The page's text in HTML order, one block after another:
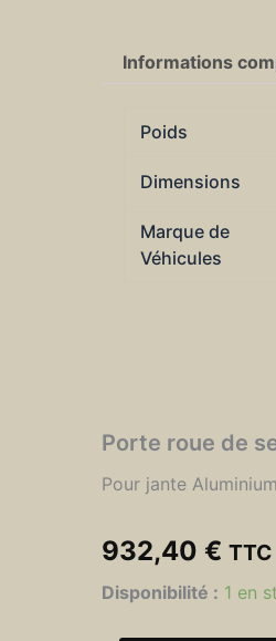
Informations
Poids
Dimensions
Marque de
Véhicules
Porte roue de
Pour jante Aluminium
932,40 € TTC
Disponibilité : 1 en
quantité